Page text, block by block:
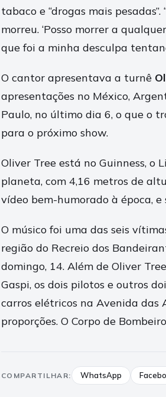
tabaco e “drogas mais
morreu. ‘Posso morrer a
que foi a minha desculpa
O cantor apresentava a turnê
apresentações no México,
Paulo, no último dia 6, o que o
para o próximo show.
Oliver Tree está no Guinness, o
planeta, com 4,16 metros de
vídeo bem-humorado à época,
O músico foi uma das seis
região do Recreio dos
domingo, 14. Além de Oliver
Gaspi, os dois pilotos e outros
carros elétricos na Avenida das
proporções. O Corpo de
COMPARTILHAR: WhatsApp